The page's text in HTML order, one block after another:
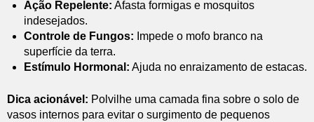
Ação Repelente: Afasta formigas e mosquitos
indesejados.
Controle de Fungos: Impede o mofo branco na
superfície da terra.
Estímulo Hormonal: Ajuda no enraizamento de estacas.
Dica acionável: Polvilhe uma camada fina sobre o solo de
vasos internos para evitar o surgimento de pequenos